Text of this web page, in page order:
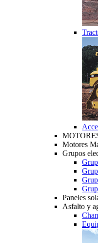
Motores
Grupos
Paneles
Asfalto y